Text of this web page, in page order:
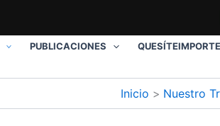
PUBLICACIONES QUESÍTEIMPORTE
Inicio Nuestro